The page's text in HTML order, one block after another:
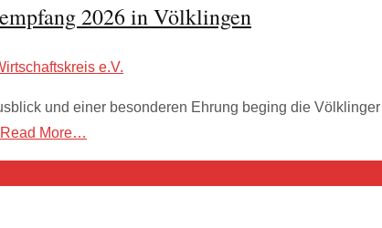
2026 in Völklingen
e.V.
und einer besonderen Ehrung beging die
Read More…